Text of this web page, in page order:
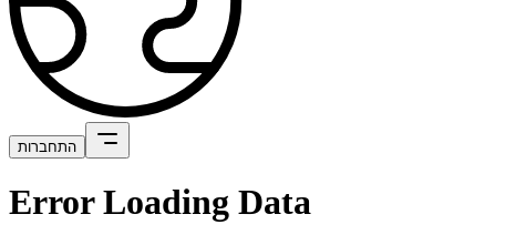
התחברות
Error Loading Data